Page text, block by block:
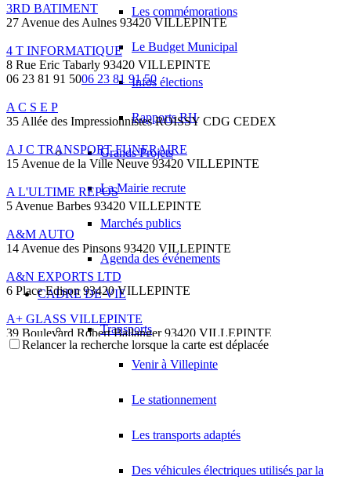
Les commémorations
Le Budget Municipal
Infos élections
Rapports RH
Grands Projets
La Mairie recrute
Marchés publics
Agenda des événements
CADRE DE VIE
Transports
Venir à Villepinte
Le stationnement
Les transports adaptés
Des véhicules électriques utilisés par la
3RD BATIMENT
27 Avenue des Aulnes 93420 VILLEPINTE
4 T INFORMATIQUE
8 Rue Eric Tabarly 93420 VILLEPINTE
06 23 81 91 5006 23 81 91 50
A C S E P
35 Allée des Impressionnistes ROISSY CDG CEDEX
A J C TRANSPORT FUNERAIRE
15 Avenue de la Ville Neuve 93420 VILLEPINTE
A L'ULTIME REPOS
5 Avenue Barbes 93420 VILLEPINTE
A&M AUTO
14 Avenue des Pinsons 93420 VILLEPINTE
A&N EXPORTS LTD
6 Place Edison 93420 VILLEPINTE
A+ GLASS VILLEPINTE
39 Boulevard Robert Ballanger 93420 VILLEPINTE
01 41 52 34 7801 41 52 34 78
A.B METAL SERRURERIE METALLLERIE
21 Avenue du Chemin de Fer 93420 Villepinte
Relancer la recherche lorsque la carte est déplacée